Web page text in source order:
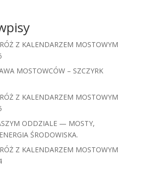
Z KALENDARZEM MOSTOWYM
MOSTOWCÓW – SZCZYRK
Z KALENDARZEM MOSTOWYM
ODDZIALE — MOSTY,
ŚRODOWISKA.
Z KALENDARZEM MOSTOWYM